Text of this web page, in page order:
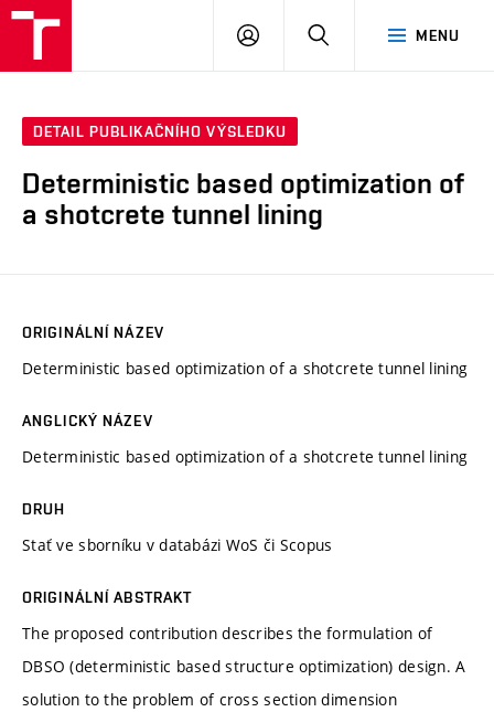
MENU
PŘIHLÁSIT
DETAIL PUBLIKAČNÍHO VÝSLEDKU
Deterministic based optimization of
a shotcrete tunnel lining
ORIGINÁLNÍ NÁZEV
Deterministic based optimization of a shotcrete tunnel lining
ANGLICKÝ NÁZEV
Deterministic based optimization of a shotcrete tunnel lining
DRUH
Stať ve sborníku v databázi WoS či Scopus
ORIGINÁLNÍ ABSTRAKT
The proposed contribution describes the formulation of
DBSO (deterministic based structure optimization) design. A
solution to the problem of cross section dimension